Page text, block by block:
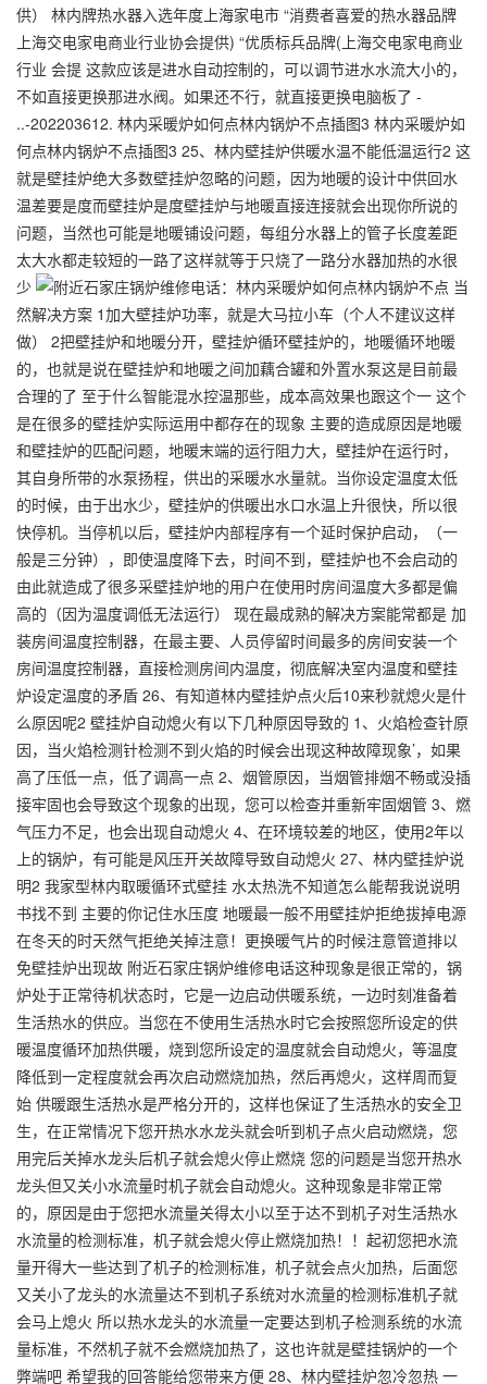
供） 林内牌热水器入选年度上海家电市 “消费者喜爱的热水器品牌
上海交电家电商业行业协会提供) “优质标兵品牌(上海交电家电商业
行业 会提 这款应该是进水自动控制的，可以调节进水水流大小的，
不如直接更换那进水阀。如果还不行，就直接更换电脑板了 -
..-202203612. 林内采暖炉如何点林内锅炉不点插图3 林内采暖炉如
何点林内锅炉不点插图3 25、林内壁挂炉供暖水温不能低温运行2 这
就是壁挂炉绝大多数壁挂炉忽略的问题，因为地暖的设计中供回水
温差要是度而壁挂炉是度壁挂炉与地暖直接连接就会出现你所说的
问题，当然也可能是地暖铺设问题，每组分水器上的管子长度差距
太大水都走较短的一路了这样就等于只烧了一路分水器加热的水很
少
当
然解决方案 1加大壁挂炉功率，就是大马拉小车（个人不建议这样
做） 2把壁挂炉和地暖分开，壁挂炉循环壁挂炉的，地暖循环地暖
的，也就是说在壁挂炉和地暖之间加藕合罐和外置水泵这是目前最
合理的了 至于什么智能混水控温那些，成本高效果也跟这个一 这个
是在很多的壁挂炉实际运用中都存在的现象 主要的造成原因是地暖
和壁挂炉的匹配问题，地暖末端的运行阻力大，壁挂炉在运行时，
其自身所带的水泵扬程，供出的采暖水水量就。当你设定温度太低
的时候，由于出水少，壁挂炉的供暖出水口水温上升很快，所以很
快停机。当停机以后，壁挂炉内部程序有一个延时保护启动，（一
般是三分钟），即使温度降下去，时间不到，壁挂炉也不会启动的
由此就造成了很多采壁挂炉地的用户在使用时房间温度大多都是偏
高的（因为温度调低无法运行） 现在最成熟的解决方案能常都是 加
装房间温度控制器，在最主要、人员停留时间最多的房间安装一个
房间温度控制器，直接检测房间内温度，彻底解决室内温度和壁挂
炉设定温度的矛盾 26、有知道林内壁挂炉点火后10来秒就熄火是什
么原因呢2 壁挂炉自动熄火有以下几种原因导致的 1、火焰检查针原
因，当火焰检测针检测不到火焰的时候会出现这种故障现象’，如果
高了压低一点，低了调高一点 2、烟管原因，当烟管排烟不畅或没插
接牢固也会导致这个现象的出现，您可以检查并重新牢固烟管 3、燃
气压力不足，也会出现自动熄火 4、在环境较差的地区，使用2年以
上的锅炉，有可能是风压开关故障导致自动熄火 27、林内壁挂炉说
明2 我家型林内取暖循环式壁挂 水太热洗不知道怎么能帮我说说明
书找不到 主要的你记住水压度 地暖最一般不用壁挂炉拒绝拔掉电源
在冬天的时天然气拒绝关掉注意！更换暖气片的时候注意管道排以
免壁挂炉出现故 附近石家庄锅炉维修电话这种现象是很正常的，锅
炉处于正常待机状态时，它是一边启动供暖系统，一边时刻准备着
生活热水的供应。当您在不使用生活热水时它会按照您所设定的供
暖温度循环加热供暖，烧到您所设定的温度就会自动熄火，等温度
降低到一定程度就会再次启动燃烧加热，然后再熄火，这样周而复
始 供暖跟生活热水是严格分开的，这样也保证了生活热水的安全卫
生，在正常情况下您开热水水龙头就会听到机子点火启动燃烧，您
用完后关掉水龙头后机子就会熄火停止燃烧 您的问题是当您开热水
龙头但又关小水流量时机子就会自动熄火。这种现象是非常正常
的，原因是由于您把水流量关得太小以至于达不到机子对生活热水
水流量的检测标准，机子就会熄火停止燃烧加热！！起初您把水流
量开得大一些达到了机子的检测标准，机子就会点火加热，后面您
又关小了龙头的水流量达不到机子系统对水流量的检测标准机子就
会马上熄火 所以热水龙头的水流量一定要达到机子检测系统的水流
量标准，不然机子就不会燃烧加热了，这也许就是壁挂锅炉的一个
弊端吧 希望我的回答能给您带来方便 28、林内壁挂炉忽冷忽热 一